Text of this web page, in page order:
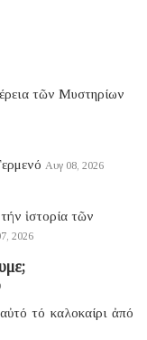
τῶν Μυστηρίων
Αυγ 08, 2026
ἱστορία τῶν
2026
τό καλοκαίρι ἀπό